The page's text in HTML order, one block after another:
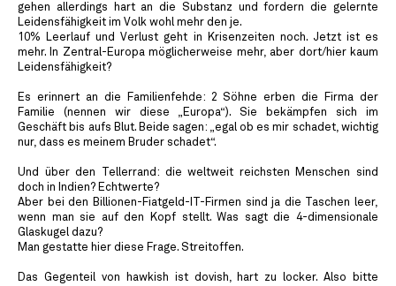
gehen allerdings hart an die Substanz und fordern die gelernte
Leidensfähigkeit im Volk wohl mehr den je.
10% Leerlauf und Verlust geht in Krisenzeiten noch. Jetzt ist es
mehr. In Zentral-Europa möglicherweise mehr, aber dort/hier kaum
Leidensfähigkeit?
Es erinnert an die Familienfehde: 2 Söhne erben die Firma der
Familie (nennen wir diese „Europa“). Sie bekämpfen sich im
Geschäft bis aufs Blut. Beide sagen: „egal ob es mir schadet, wichtig
nur, dass es meinem Bruder schadet“.
Und über den Tellerrand: die weltweit reichsten Menschen sind
doch in Indien? Echtwerte?
Aber bei den Billionen-Fiatgeld-IT-Firmen sind ja die Taschen leer,
wenn man sie auf den Kopf stellt. Was sagt die 4-dimensionale
Glaskugel dazu?
Man gestatte hier diese Frage. Streitoffen.
Das Gegenteil von hawkish ist dovish, hart zu locker. Also bitte